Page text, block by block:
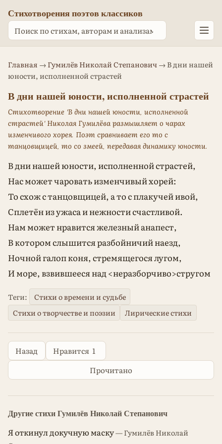
Стихотворения поэтов классиков
Главная →Гумилёв Николай Степанович → В дни нашей
юности, исполненной страстей
В дни нашей юности, исполненной страстей
Стихотворение 'В дни нашей юности, исполненной
страстей' Николая Гумилёва размышляет о чарах
изменчивого хорея. Поэт сравнивает его то с
танцовщицей, то со змеей, передавая динамику юности.
В дни нашей юности, исполненной страстей,
Нас может чаровать изменчивый хорей:
То схож с танцовщицей, а то с плакучей ивой,
Сплетён из ужаса и нежности счастливой.
Нам может нравится железный анапест,
В котором слышится разбойничий наезд,
Ночной галоп коня, стремящегося лугом,
И море, взвившееся над <неразборчиво>стругом
Теги:
Стихи о времени и судьбе
Стихи о творчестве и поэзии
Лирические стихи
Назад Нравится 1
Прочитано
Другие стихи Гумилёв Николай Степанович
Я откинул докучную маску— Гумилёв Николай